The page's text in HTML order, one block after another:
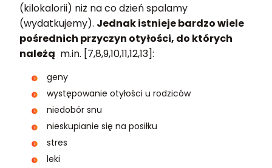
(kilokalorii) niż na co dzień spalamy
(wydatkujemy). Jednak istnieje bardzo wiele
pośrednich przyczyn otyłości, do których
należą m.in. [7,8,9,10,11,12,13]:
geny
występowanie otyłości u rodziców
niedobór snu
nieskupianie się na posiłku
stres
leki